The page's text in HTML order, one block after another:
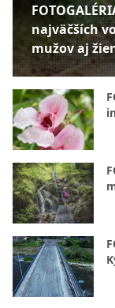
najväčších
mužov aj